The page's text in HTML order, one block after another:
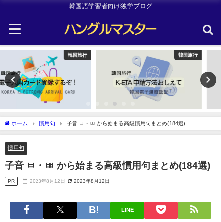
韓国語学習者向け独学ブログ
韓国旅行
ホーム 慣用句 子音 ㅂ・ㅃ から始まる高級慣用句まとめ(184選)
慣用句
子音 ㅂ・ㅃ から始まる高級慣用句まとめ(184選)
PR 2023年8月12日 2023年8月12日
LINE